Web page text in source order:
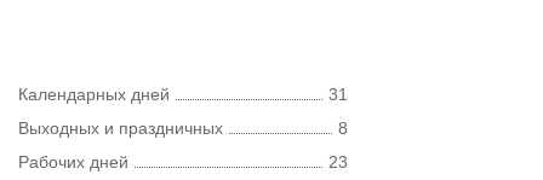
Календарных дней
31
Выходных и праздничных
8
Рабочих дней
23